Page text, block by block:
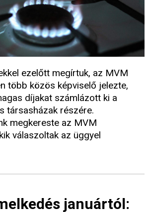
ezelőtt megírtuk, az MVM
több közös képviselő jelezte,
díjakat számlázott ki a
társasházak részére.
megkereste az MVM
válaszoltak az üggyel
januártól: